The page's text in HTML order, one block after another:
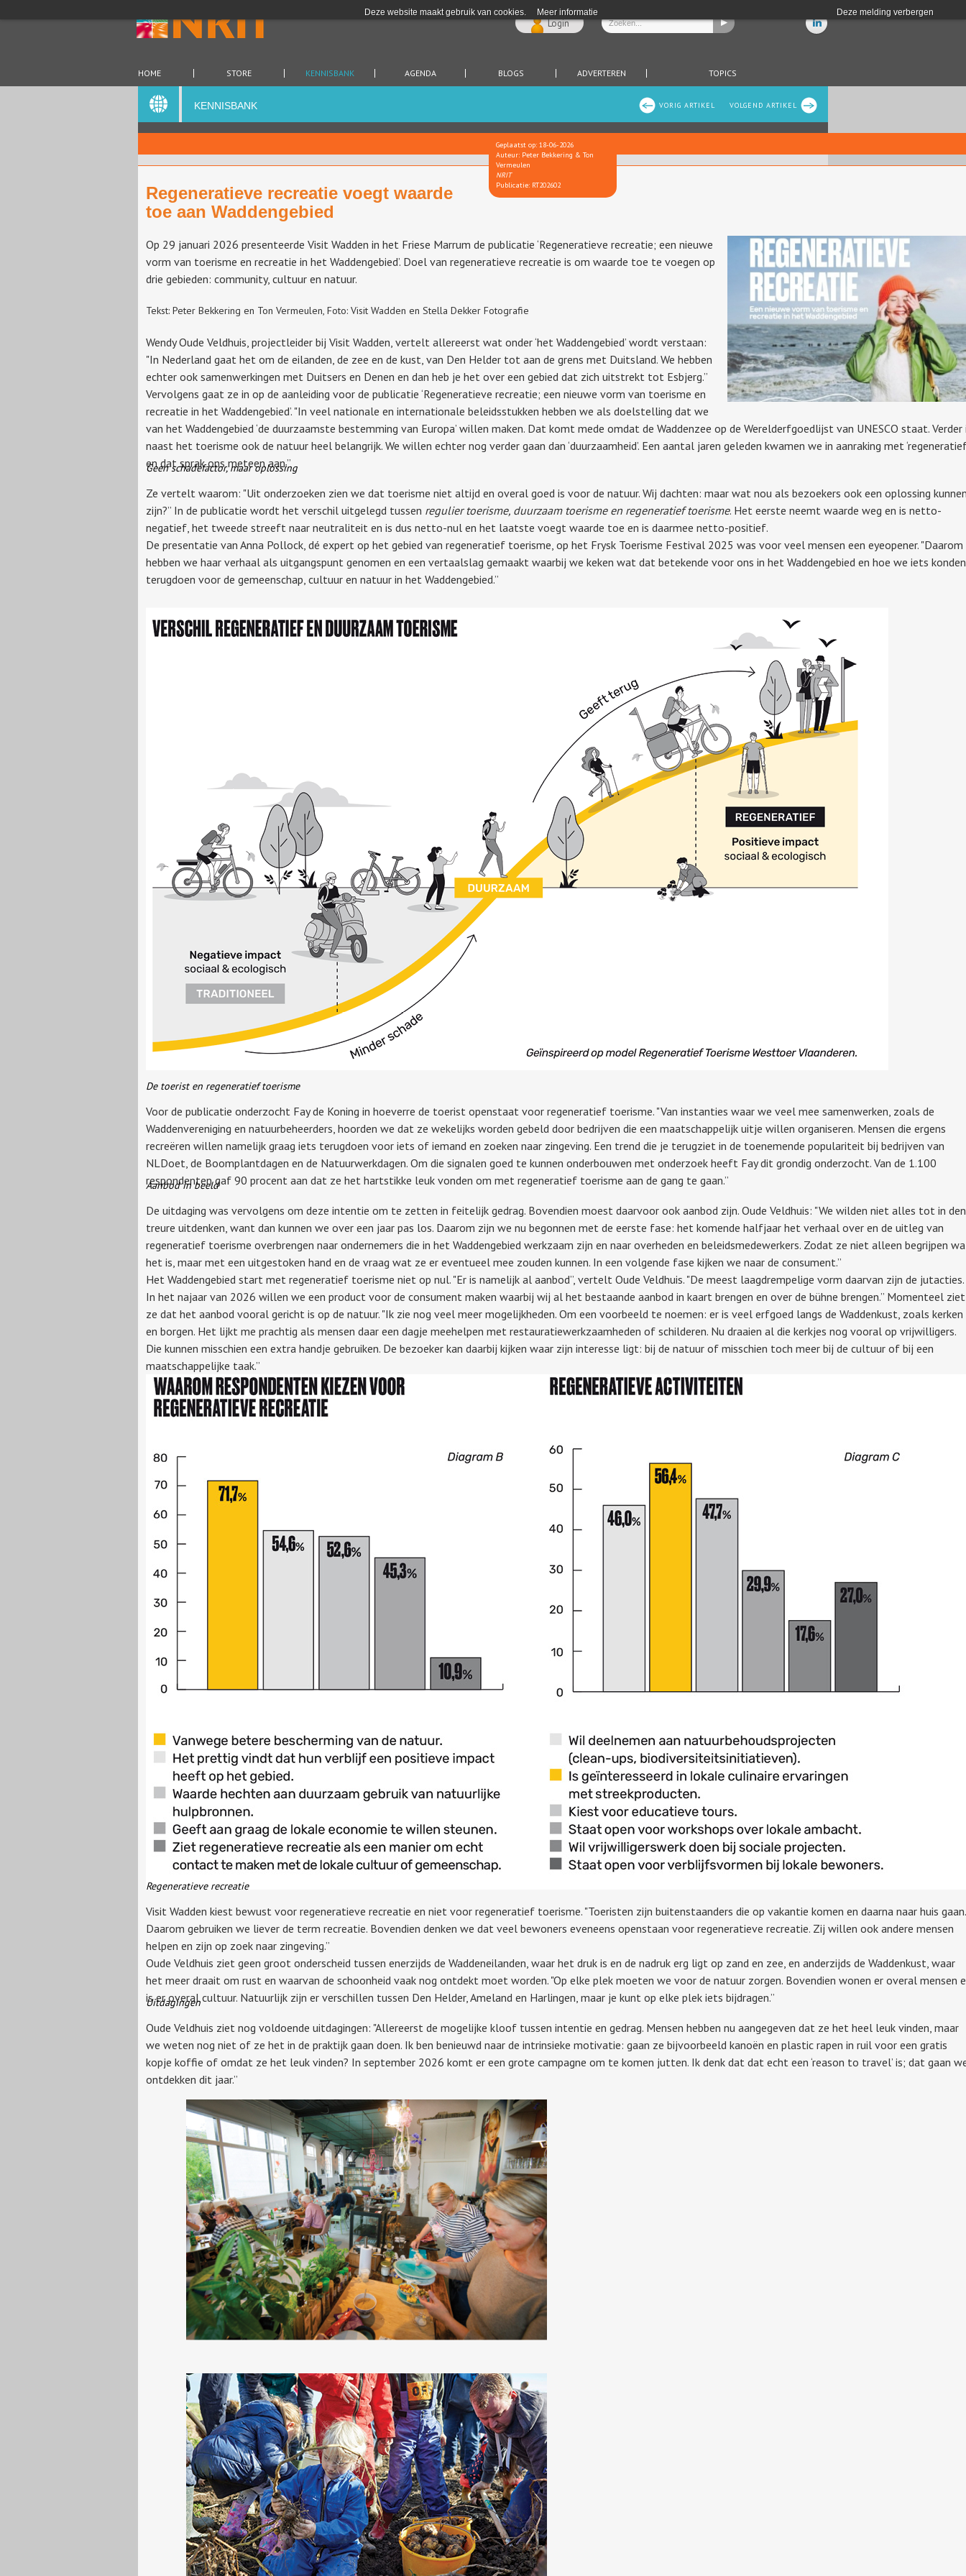
Deze website maakt gebruik van cookies. Meer informatie Deze melding verbergen
Login
HOME STORE KENNISBANK AGENDA BLOGS ADVERTEREN TOPICS
VOLGEND ARTIKEL
VORIG ARTIKEL
KENNISBANK
Geplaatst op: 18-06-2026
Auteur: Peter Bekkering & Ton
Vermeulen
NRIT
Publicatie: RT202602
Regeneratieve recreatie voegt waarde
toe aan Waddengebied
Op 29 januari 2026 presenteerde Visit Wadden in het Friese Marrum de publicatie ‘Regeneratieve recreatie; een nieuwe
vorm van toerisme en recreatie in het Waddengebied’. Doel van regeneratieve recreatie is om waarde toe te voegen op
drie gebieden: community, cultuur en natuur.
Tekst: Peter Bekkering en Ton Vermeulen, Foto: Visit Wadden en Stella Dekker Fotografie
Wendy Oude Veldhuis, projectleider bij Visit Wadden, vertelt allereerst wat onder ‘het Waddengebied’ wordt verstaan:
"In Nederland gaat het om de eilanden, de zee en de kust, van Den Helder tot aan de grens met Duitsland. We hebben
echter ook samenwerkingen met Duitsers en Denen en dan heb je het over een gebied dat zich uitstrekt tot Esbjerg.”
Vervolgens gaat ze in op de aanleiding voor de publicatie ‘Regeneratieve recreatie; een nieuwe vorm van toerisme en
recreatie in het Waddengebied’. "In veel nationale en internationale beleidsstukken hebben we als doelstelling dat we
van het Waddengebied ‘de duurzaamste bestemming van Europa’ willen maken. Dat komt mede omdat de Waddenzee op de Werelderfgoedlijst van UNESCO staat. Verder
naast het toerisme ook de natuur heel belangrijk. We willen echter nog verder gaan dan ‘duurzaamheid’. Een aantal jaren geleden kwamen we in aanraking met
en dat sprak ons meteen aan.”
Geen schadefactor, maar oplossing
Ze vertelt waarom: "Uit onderzoeken zien we dat toerisme niet altijd en overal goed is voor de natuur. Wij dachten: maar wat nou als bezoekers ook een oplossing
zijn?” In de publicatie wordt het verschil uitgelegd tussen regulier toerisme, duurzaam toerisme en regeneratief toerisme. Het eerste neemt waarde weg en is netto-
negatief, het tweede streeft naar neutraliteit en is dus netto-nul en het laatste voegt waarde toe en is daarmee netto-positief.
De presentatie van Anna Pollock, dé expert op het gebied van regeneratief toerisme, op het Frysk Toerisme Festival 2025 was voor veel mensen een eyeopener. "Daarom
hebben we haar verhaal als uitgangspunt genomen en een vertaalslag gemaakt waarbij we keken wat dat betekende voor ons in het Waddengebied en hoe we iets konden
terugdoen voor de gemeenschap, cultuur en natuur in het Waddengebied.”
De toerist en regeneratief toerisme
Voor de publicatie onderzocht Fay de Koning in hoeverre de toerist openstaat voor regeneratief toerisme. "Van instanties waar we veel mee samenwerken, zoals de
Waddenvereniging en natuurbeheerders, hoorden we dat ze wekelijks worden gebeld door bedrijven die een maatschappelijk uitje willen organiseren. Mensen die ergens
recreëren willen namelijk graag iets terugdoen voor iets of iemand en zoeken naar zingeving. Een trend die je terugziet in de toenemende populariteit bij bedrijven van
NLDoet, de Boomplantdagen en de Natuurwerkdagen. Om die signalen goed te kunnen onderbouwen met onderzoek heeft Fay dit grondig onderzocht. Van de 1.100
respondenten gaf 90 procent aan dat ze het hartstikke leuk vonden om met regeneratief toerisme aan de gang te gaan.”
Aanbod in beeld
De uitdaging was vervolgens om deze intentie om te zetten in feitelijk gedrag. Bovendien moest daarvoor ook aanbod zijn. Oude Veldhuis: "We wilden niet alles tot in den
treure uitdenken, want dan kunnen we over een jaar pas los. Daarom zijn we nu begonnen met de eerste fase: het komende halfjaar het verhaal over en de uitleg van
regeneratief toerisme overbrengen naar ondernemers die in het Waddengebied werkzaam zijn en naar overheden en beleidsmedewerkers. Zodat ze niet alleen begrijpen
het is, maar met een uitgestoken hand en de vraag wat ze er eventueel mee zouden kunnen. In een volgende fase kijken we naar de consument.”
Het Waddengebied start met regeneratief toerisme niet op nul. "Er is namelijk al aanbod”, vertelt Oude Veldhuis. "De meest laagdrempelige vorm daarvan zijn de jutacties.
In het najaar van 2026 willen we een product voor de consument maken waarbij wij al het bestaande aanbod in kaart brengen en over de bühne brengen.” Momenteel ziet
ze dat het aanbod vooral gericht is op de natuur. "Ik zie nog veel meer mogelijkheden. Om een voorbeeld te noemen: er is veel erfgoed langs de Waddenkust, zoals kerken
en borgen. Het lijkt me prachtig als mensen daar een dagje meehelpen met restauratiewerkzaamheden of schilderen. Nu draaien al die kerkjes nog vooral op vrijwilligers.
Die kunnen misschien een extra handje gebruiken. De bezoeker kan daarbij kijken waar zijn interesse ligt: bij de natuur of misschien toch meer bij de cultuur of bij een
maatschappelijke taak.”
Regeneratieve recreatie
Visit Wadden kiest bewust voor regeneratieve recreatie en niet voor regeneratief toerisme. "Toeristen zijn buitenstaanders die op vakantie komen en daarna naar huis gaan.
Daarom gebruiken we liever de term recreatie. Bovendien denken we dat veel bewoners eveneens openstaan voor regeneratieve recreatie. Zij willen ook andere mensen
helpen en zijn op zoek naar zingeving.”
Oude Veldhuis ziet geen groot onderscheid tussen enerzijds de Waddeneilanden, waar het druk is en de nadruk erg ligt op zand en zee, en anderzijds de Waddenkust, waar
het meer draait om rust en waarvan de schoonheid vaak nog ontdekt moet worden. "Op elke plek moeten we voor de natuur zorgen. Bovendien wonen er overal mensen
is er overal cultuur. Natuurlijk zijn er verschillen tussen Den Helder, Ameland en Harlingen, maar je kunt op elke plek iets bijdragen.”
Uitdagingen
Oude Veldhuis ziet nog voldoende uitdagingen: "Allereerst de mogelijke kloof tussen intentie en gedrag. Mensen hebben nu aangegeven dat ze het heel leuk vinden, maar
we weten nog niet of ze het in de praktijk gaan doen. Ik ben benieuwd naar de intrinsieke motivatie: gaan ze bijvoorbeeld kanoën en plastic rapen in ruil voor een gratis
kopje koffie of omdat ze het leuk vinden? In september 2026 komt er een grote campagne om te komen jutten. Ik denk dat dat echt een ‘reason to travel’ is; dat gaan
ontdekken dit jaar.”